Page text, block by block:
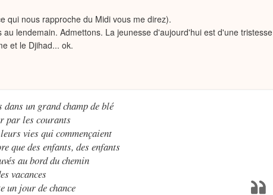
qui nous rapproche du Midi vous me direz).
au lendemain. Admettons. La jeunesse d'aujourd'hui est d'une tristesse
et le Djihad... ok.
dans un grand champ de blé
par les courants
vies qui commençaient
que des enfants, des enfants
au bord du chemin
vacances
un jour de chance